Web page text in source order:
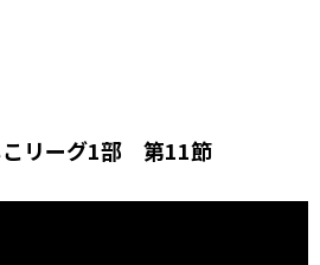
こリーグ1部 第11節